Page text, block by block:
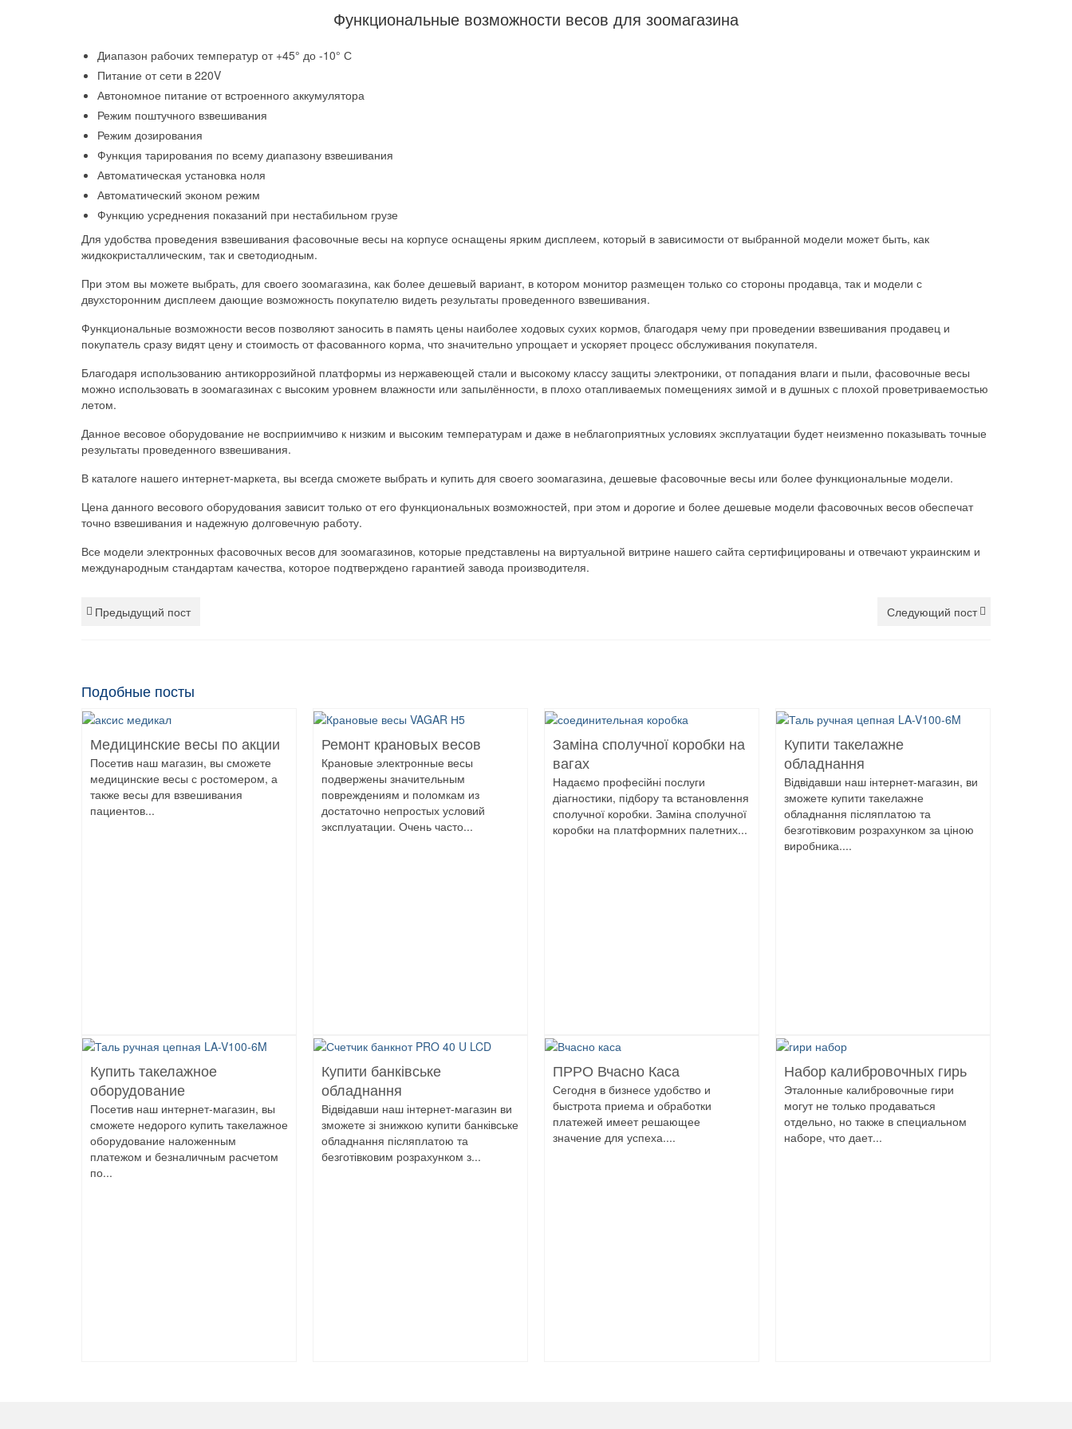
Функциональные возможности весов для зоомагазина
Диапазон рабочих температур от +45° до -10° С
Питание от сети в 220V
Автономное питание от встроенного аккумулятора
Режим поштучного взвешивания
Режим дозирования
Функция тарирования по всему диапазону взвешивания
Автоматическая установка ноля
Автоматический эконом режим
Функцию усреднения показаний при нестабильном грузе
Для удобства проведения взвешивания фасовочные весы на корпусе оснащены ярким дисплеем, который в зависимости от выбранной модели может быть, как
жидкокристаллическим, так и светодиодным.
При этом вы можете выбрать, для своего зоомагазина, как более дешевый вариант, в котором монитор размещен только со стороны продавца, так и модели с
двухсторонним дисплеем дающие возможность покупателю видеть результаты проведенного взвешивания.
Функциональные возможности весов позволяют заносить в память цены наиболее ходовых сухих кормов, благодаря чему при проведении взвешивания продавец и
покупатель сразу видят цену и стоимость от фасованного корма, что значительно упрощает и ускоряет процесс обслуживания покупателя.
Благодаря использованию антикоррозийной платформы из нержавеющей стали и высокому классу защиты электроники, от попадания влаги и пыли, фасовочные весы
можно использовать в зоомагазинах с высоким уровнем влажности или запылённости, в плохо отапливаемых помещениях зимой и в душных с плохой проветриваемостью
летом.
Данное весовое оборудование не восприимчиво к низким и высоким температурам и даже в неблагоприятных условиях эксплуатации будет неизменно показывать точные
результаты проведенного взвешивания.
В каталоге нашего интернет-маркета, вы всегда сможете выбрать и купить для своего зоомагазина, дешевые фасовочные весы или более функциональные модели.
Цена данного весового оборудования зависит только от его функциональных возможностей, при этом и дорогие и более дешевые модели фасовочных весов обеспечат
точно взвешивания и надежную долговечную работу.
Все модели электронных фасовочных весов для зоомагазинов, которые представлены на виртуальной витрине нашего сайта сертифицированы и отвечают украинским и
международным стандартам качества, которое подтверждено гарантией завода производителя.
Предыдущий пост Следующий пост
Подобные посты
Медицинские весы по акции
Посетив наш магазин, вы сможете
медицинские весы с ростомером, а
также весы для взвешивания
пациентов...
Ремонт крановых весов
Крановые электронные весы
подвержены значительным
повреждениям и поломкам из
достаточно непростых условий
эксплуатации. Очень часто...
Заміна сполучної коробки на
вагах
Надаємо професійні послуги
діагностики, підбору та встановлення
сполучної коробки. Заміна сполучної
коробки на платформних палетних...
Купити такелажне
обладнання
Відвідавши наш інтернет-магазин, ви
зможете купити такелажне
обладнання післяплатою та
безготівковим розрахунком за ціною
виробника....
Купить такелажное
оборудование
Посетив наш интернет-магазин, вы
сможете недорого купить такелажное
оборудование наложенным
платежом и безналичным расчетом
по...
Купити банківське
обладнання
Відвідавши наш інтернет-магазин ви
зможете зі знижкою купити банківське
обладнання післяплатою та
безготівковим розрахунком з...
ПРРО Вчасно Каса
Сегодня в бизнесе удобство и
быстрота приема и обработки
платежей имеет решающее
значение для успеха....
Набор калибровочных гирь
Эталонные калибровочные гири
могут не только продаваться
отдельно, но также в специальном
наборе, что дает...